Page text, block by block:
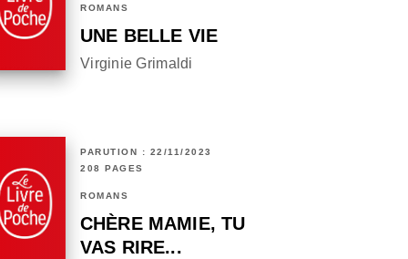
ROMANS
UNE BELLE VIE
Virginie Grimaldi
PARUTION : 22/11/2023
208 PAGES
ROMANS
CHÈRE MAMIE, TU
VAS RIRE...